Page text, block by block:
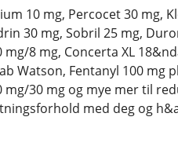
10 mg, Percocet 30 mg,
30 mg, Sobril 25 mg,
8 mg, Concerta XL
Watson, Fentanyl 100 mg
mg/30 mg og mye mer til
med deg og